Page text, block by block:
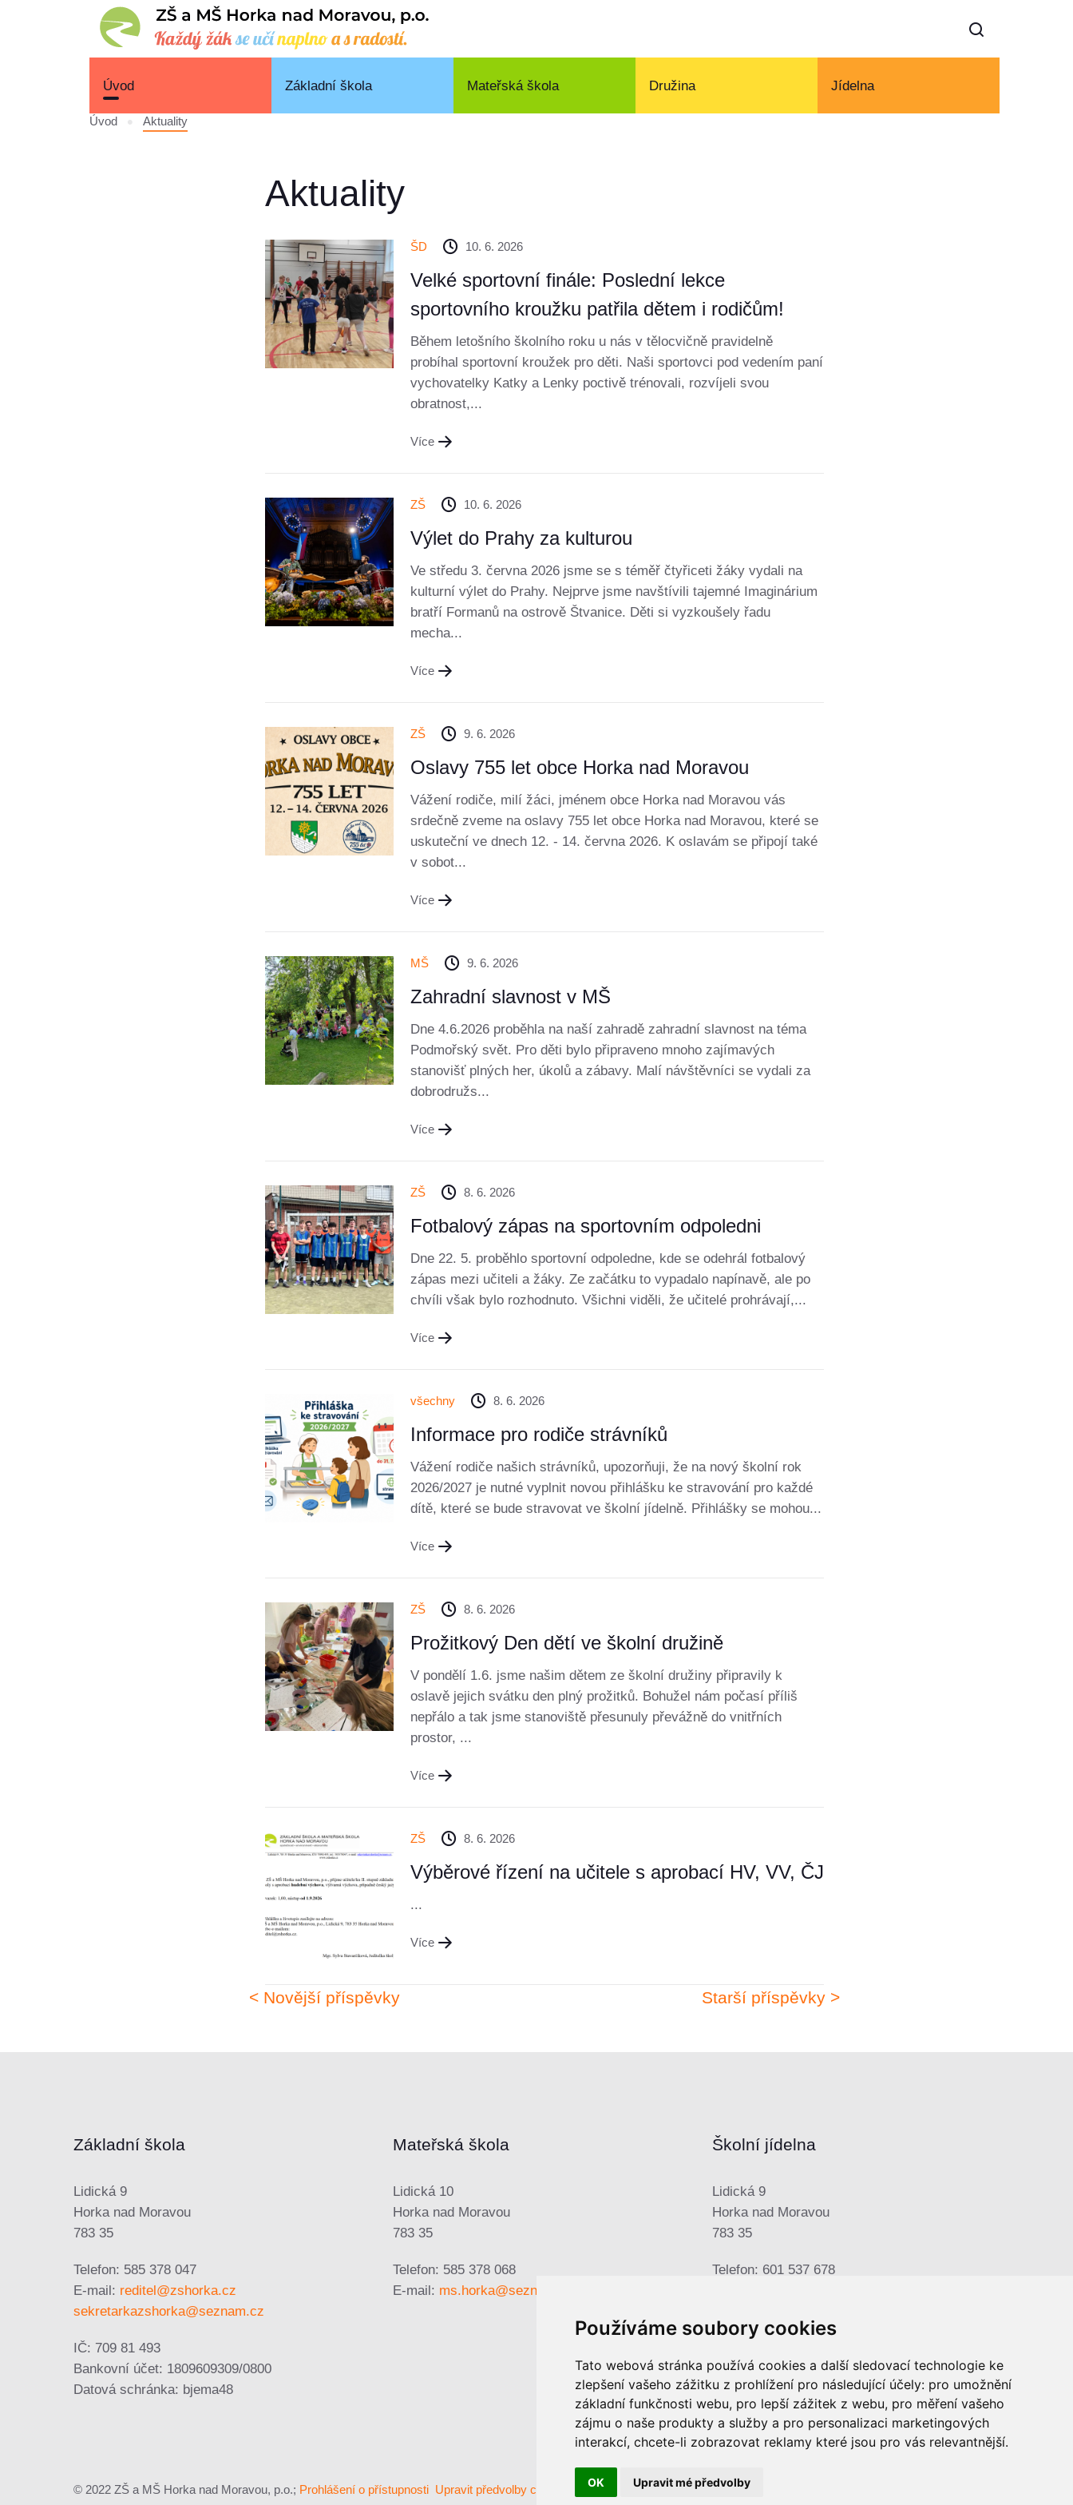
Používáme soubory cookies
Tato webová stránka používá cookies a další sledovací technologie ke
zlepšení vašeho zážitku z prohlížení pro následující účely: pro umožnění
základní funkčnosti webu, pro lepší zážitek z webu, pro měření vašeho
zájmu o naše produkty a služby a pro personalizaci marketingových
interakcí, chcete-li zobrazovat reklamy které jsou pro vás relevantnější.
OK Upravit mé předvolby
Úvod Základní škola Mateřská škola Družina Jídelna
Úvod Aktuality
Aktuality
ŠD 10. 6. 2026
Velké sportovní finále: Poslední lekce
sportovního kroužku patřila dětem i rodičům!
Během letošního školního roku u nás v tělocvičně pravidelně
probíhal sportovní kroužek pro děti. Naši sportovci pod vedením paní
vychovatelky Katky a Lenky poctivě trénovali, rozvíjeli svou
obratnost,...
Více
ZŠ 10. 6. 2026
Výlet do Prahy za kulturou
Ve středu 3. června 2026 jsme se s téměř čtyřiceti žáky vydali na
kulturní výlet do Prahy. Nejprve jsme navštívili tajemné Imaginárium
bratří Formanů na ostrově Štvanice. Děti si vyzkoušely řadu
mecha...
Více
ZŠ 9. 6. 2026
Oslavy 755 let obce Horka nad Moravou
Vážení rodiče, milí žáci, jménem obce Horka nad Moravou vás
srdečně zveme na oslavy 755 let obce Horka nad Moravou, které se
uskuteční ve dnech 12. - 14. června 2026. K oslavám se připojí také
v sobot...
Více
MŠ 9. 6. 2026
Zahradní slavnost v MŠ
Dne 4.6.2026 proběhla na naší zahradě zahradní slavnost na téma
Podmořský svět. Pro děti bylo připraveno mnoho zajímavých
stanovišť plných her, úkolů a zábavy. Malí návštěvníci se vydali za
dobrodružs...
Více
ZŠ 8. 6. 2026
Fotbalový zápas na sportovním odpoledni
Dne 22. 5. proběhlo sportovní odpoledne, kde se odehrál fotbalový
zápas mezi učiteli a žáky. Ze začátku to vypadalo napínavě, ale po
chvíli však bylo rozhodnuto. Všichni viděli, že učitelé prohrávají,...
Více
všechny 8. 6. 2026
Informace pro rodiče strávníků
Vážení rodiče našich strávníků, upozorňuji, že na nový školní rok
2026/2027 je nutné vyplnit novou přihlášku ke stravování pro každé
dítě, které se bude stravovat ve školní jídelně. Přihlášky se mohou...
Více
ZŠ 8. 6. 2026
Prožitkový Den dětí ve školní družině
V pondělí 1.6. jsme našim dětem ze školní družiny připravily k
oslavě jejich svátku den plný prožitků. Bohužel nám počasí příliš
nepřálo a tak jsme stanoviště přesunuly převážně do vnitřních
prostor, ...
Více
ZŠ 8. 6. 2026
Výběrové řízení na učitele s aprobací HV, VV, ČJ
...
Více
< Novější příspěvky Starší příspěvky >
Základní škola
Lidická 9
Horka nad Moravou
783 35
Telefon: 585 378 047
E-mail: reditel@zshorka.cz
sekretarkazshorka@seznam.cz
IČ: 709 81 493
Bankovní účet: 1809609309/0800
Datová schránka: bjema48
Mateřská škola
Lidická 10
Horka nad Moravou
783 35
Telefon: 585 378 068
E-mail: ms.horka@seznam.cz
Školní jídelna
Lidická 9
Horka nad Moravou
783 35
Telefon: 601 537 678
© 2022 ZŠ a MŠ Horka nad Moravou, p.o.; Prohlášení o přístupnosti Upravit předvolby cookies